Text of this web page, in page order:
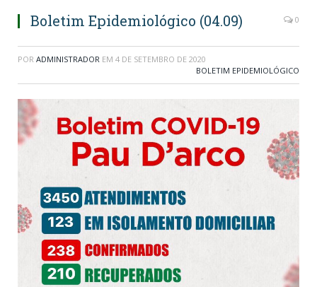
Boletim Epidemiológico (04.09) 0
POR ADMINISTRADOR EM 4 DE SETEMBRO DE 2020
BOLETIM EPIDEMIOLÓGICO